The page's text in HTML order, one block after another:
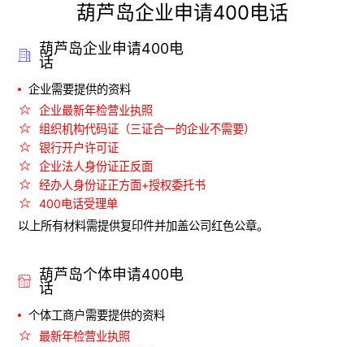
葫芦岛企业申请400电话
葫芦岛企业申请400电
话
企业需要提供的资料
企业最新年检营业执照
组织机构代码证（三证合一的企业不需要）
银行开户许可证
企业法人身份证正反面
经办人身份证正方面+授权委托书
400电话受理单
以上所有材料需提供复印件并加盖公司红色公章。
葫芦岛个体申请400电
话
个体工商户需要提供的资料
最新年检营业执照